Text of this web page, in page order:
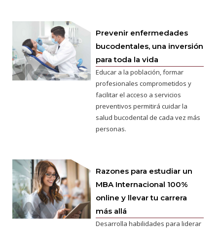
Prevenir enfermedades
bucodentales, una inversión
para toda la vida
Educar a la población, formar
profesionales comprometidos y
facilitar el acceso a servicios
preventivos permitirá cuidar la
salud bucodental de cada vez más
personas.
Razones para estudiar un
MBA Internacional 100%
online y llevar tu carrera
más allá
Desarrolla habilidades para liderar